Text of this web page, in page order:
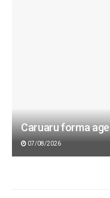
Caruaru forma
07/08/2026